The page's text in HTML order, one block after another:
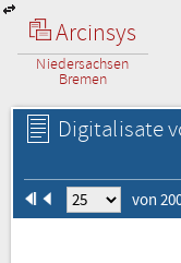
Arcinsys
Niedersachsen
Bremen
Digitalisate
von